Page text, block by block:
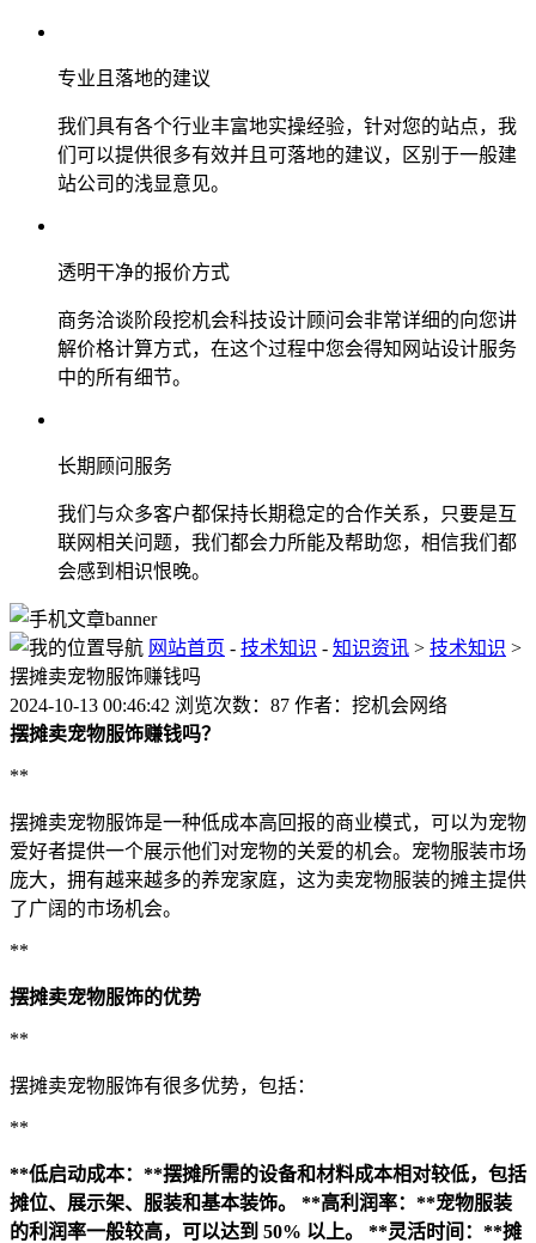
专业且落地的建议
我们具有各个行业丰富地实操经验，针对您的站点，我
们可以提供很多有效并且可落地的建议，区别于一般建
站公司的浅显意见。
透明干净的报价方式
商务洽谈阶段挖机会科技设计顾问会非常详细的向您讲
解价格计算方式，在这个过程中您会得知网站设计服务
中的所有细节。
长期顾问服务
我们与众多客户都保持长期稳定的合作关系，只要是互
联网相关问题，我们都会力所能及帮助您，相信我们都
会感到相识恨晚。
网站首页 - 技术知识 - 知识资讯 > 技术知识 >
摆摊卖宠物服饰赚钱吗
2024-10-13 00:46:42 浏览次数：87 作者：挖机会网络
摆摊卖宠物服饰赚钱吗？
**
摆摊卖宠物服饰是一种低成本高回报的商业模式，可以为宠物
爱好者提供一个展示他们对宠物的关爱的机会。宠物服装市场
庞大，拥有越来越多的养宠家庭，这为卖宠物服装的摊主提供
了广阔的市场机会。
**
摆摊卖宠物服饰的优势
**
摆摊卖宠物服饰有很多优势，包括：
**
**低启动成本：**摆摊所需的设备和材料成本相对较低，包括
摊位、展示架、服装和基本装饰。
**高利润率：**宠物服装
的利润率一般较高，可以达到 50% 以上。
**灵活时间：**摊